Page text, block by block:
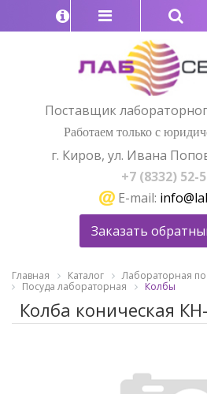
Поставщик
Работаем только с
г. Киров, ул. Ивана
+7 (8332) 52-
E-mail:
Заказать
Главная Каталог
Лабораторная
Посуда лабораторная
Колбы
Колба коническая